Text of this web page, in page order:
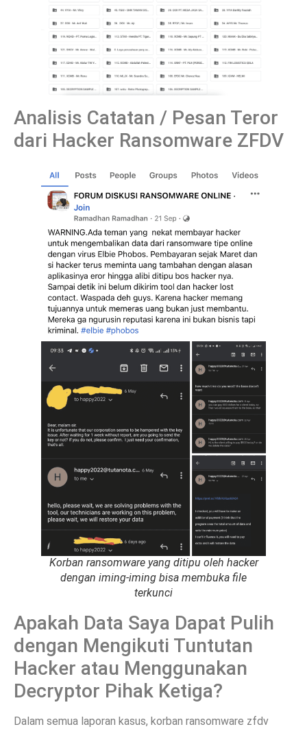
Analisis Catatan / Pesan Teror
dari Hacker Ransomware ZFDV
Korban ransomware yang ditipu oleh hacker
dengan iming-iming bisa membuka file
terkunci
Apakah Data Saya Dapat Pulih
dengan Mengikuti Tuntutan
Hacker atau Menggunakan
Decryptor Pihak Ketiga?
Dalam semua laporan kasus, korban ransomware zfdv